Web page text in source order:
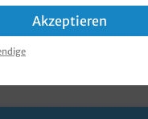
DIESES PRODUKT
AUCH DIESE
Akzeptieren